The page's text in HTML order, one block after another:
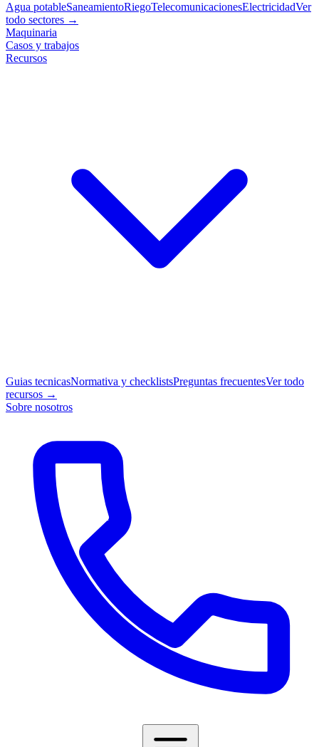
Agua potableSaneamientoRiegoTelecomunicacionesElectricidadVer
todo sectores →
Maquinaria
Casos y trabajos
Recursos
Guias tecnicasNormativa y checklistsPreguntas frecuentesVer todo
recursos →
Sobre nosotros